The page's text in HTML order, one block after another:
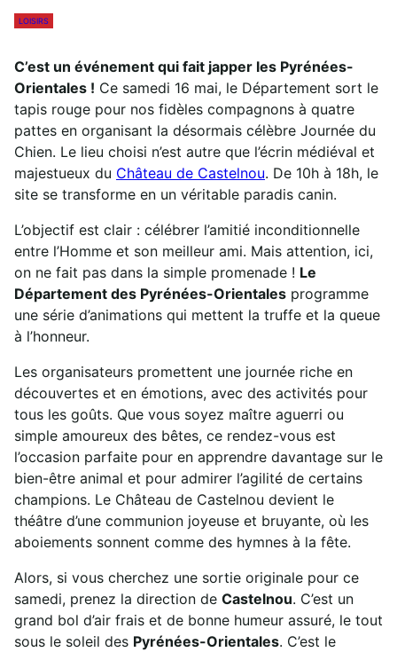
LOISIRS
C’est un événement qui fait japper les Pyrénées-
Orientales ! Ce samedi 16 mai, le Département sort le
tapis rouge pour nos fidèles compagnons à quatre
pattes en organisant la désormais célèbre Journée du
Chien. Le lieu choisi n’est autre que l’écrin médiéval et
majestueux du Château de Castelnou. De 10h à 18h, le
site se transforme en un véritable paradis canin.
L’objectif est clair : célébrer l’amitié inconditionnelle
entre l’Homme et son meilleur ami. Mais attention, ici,
on ne fait pas dans la simple promenade ! Le
Département des Pyrénées-Orientales programme
une série d’animations qui mettent la truffe et la queue
à l’honneur.
Les organisateurs promettent une journée riche en
découvertes et en émotions, avec des activités pour
tous les goûts. Que vous soyez maître aguerri ou
simple amoureux des bêtes, ce rendez-vous est
l’occasion parfaite pour en apprendre davantage sur le
bien-être animal et pour admirer l’agilité de certains
champions. Le Château de Castelnou devient le
théâtre d’une communion joyeuse et bruyante, où les
aboiements sonnent comme des hymnes à la fête.
Alors, si vous cherchez une sortie originale pour ce
samedi, prenez la direction de Castelnou. C’est un
grand bol d’air frais et de bonne humeur assuré, le tout
sous le soleil des Pyrénées-Orientales. C’est le